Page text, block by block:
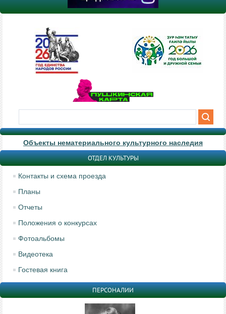
Объекты нематериального культурного наследия
ОТДЕЛ КУЛЬТУРЫ
Контакты и схема проезда
Планы
Отчеты
Положения о конкурсах
Фотоальбомы
Видеотека
Гостевая книга
ПЕРСОНАЛИИ